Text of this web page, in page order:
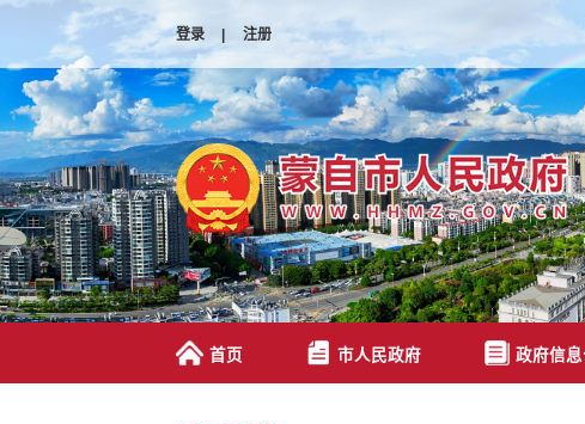
登录 | 注册
首页 市人民政府 政府信